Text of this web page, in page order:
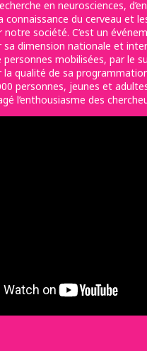
en neurosciences,
connaissance du cerveau et
société. C’est un
sa dimension nationale et
mobilisées, par le
qualité de sa
personnes, jeunes et
l’enthousiasme des